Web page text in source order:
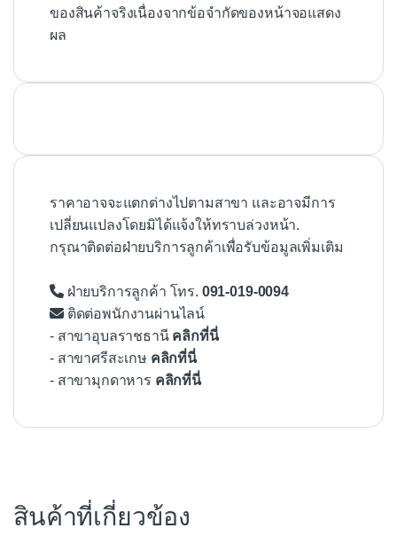
ของสินค้าจริงเนื่องจากข้อจำกัดของหน้าจอแสดง
ผล
ราคาอาจจะแตกต่างไปตามสาขา และอาจมีการ
เปลี่ยนแปลงโดยมิได้แจ้งให้ทราบล่วงหน้า.
กรุณาติดต่อฝ่ายบริการลูกค้าเพื่อรับข้อมูลเพิ่มเติม
ฝ่ายบริการลูกค้า โทร. 091-019-0094
ติดต่อพนักงานผ่านไลน์
- สาขาอุบลราชธานี คลิกที่นี่
- สาขาศรีสะเกษ คลิกที่นี่
- สาขามุกดาหาร คลิกที่นี่
สินค้าที่เกี่ยวข้อง